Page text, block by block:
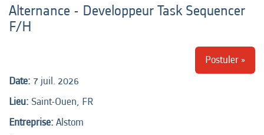
Alternance - Developpeur Task Sequencer
F/H
Postuler »
Date: 7 juil. 2026
Lieu: Saint-Ouen, FR
Entreprise: Alstom